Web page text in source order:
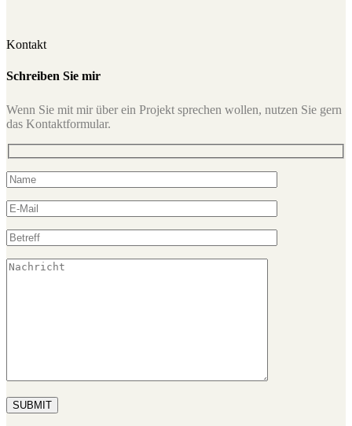
Kontakt
Schreiben Sie mir
Wenn Sie mit mir über ein Projekt sprechen wollen, nutzen Sie gern
das Kontaktformular.
SUBMIT